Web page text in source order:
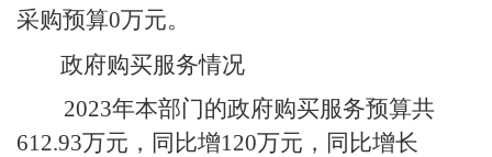
采购预算0万元。
政府购买服务情况
2023年本部门的政府购买服务预算共
612.93万元，同比增120万元，同比增长